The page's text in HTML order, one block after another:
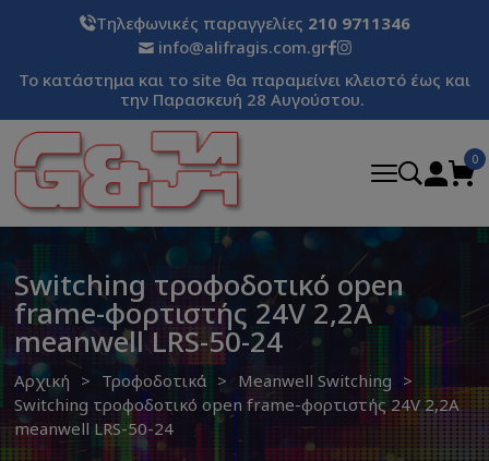
Το κατάστημα και το site θα παραμείνει κλειστό έως και
την Παρασκευή 28 Αυγούστου.
Τηλεφωνικές παραγγελίες 210 9711346
info@alifragis.com.gr
0
Switching τροφοδοτικό open
frame-φορτιστής 24V 2,2A
meanwell LRS-50-24
Αρχική Τροφοδοτικά
Meanwell Switching
Switching τροφοδοτικό open frame-φορτιστής 24V 2,2A
meanwell LRS-50-24